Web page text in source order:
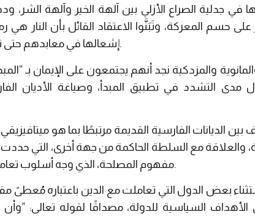
في جدلية الصراع الأزلي بين آلهة الخير وآلهة الشر،
على حسم المعركة، وتَبَنَّوا الاعتقاد القائل بأن النار هي
إشعالها في معابدهم حتى تتقوى على آلهة الشر وتنتصر عليها.
والمزدكية نجد أنهم يجتمعون على الإيمان بـ
مدى التشدد في تطبيق المبدأ، وصياغة الأديان
الديانات الفارسية القديمة مرتبطًا بما هو
والعلاقة مع السلطة الحاكمة من جهة أخرى، التي
مفهوم المصلحة، الذي وجه أسلوب تعامل الحاكم مع هذه التعبيرات الدينية.
بعض الدول التي تعاملت مع الدين باعتباره مُعطىً
السياسية للدولة، مصداقًا لقوله تعالى: “وأن